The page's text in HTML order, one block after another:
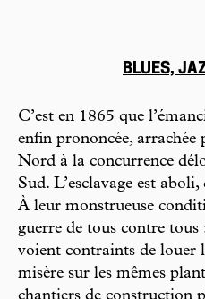
BLUES,
C’est en 1865 que
enfin prononcée, arrachée
Nord à la concurrence
Sud. L’esclavage est
À leur monstrueuse
guerre de tous contre tous
voient contraints de louer
misère sur les mêmes